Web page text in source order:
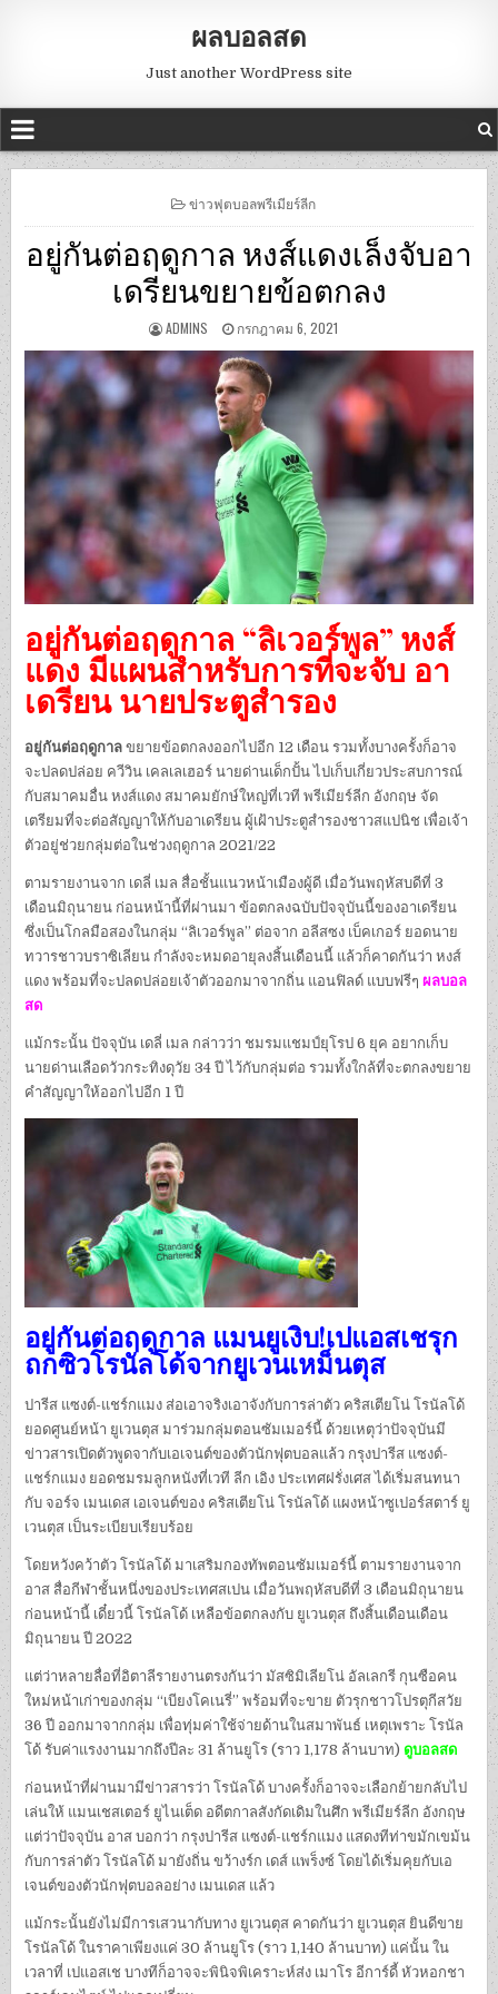
ผลบอลสด
Just another WordPress site
POSTED
ข่าวฟุตบอลพรีเมียร์ลีก
อยู่กันต่อฤดูกาล หงส์แดงเล็งจับอา
เดรียนขยายข้อตกลง
ADMINS กรกฎาคม 6, 2021
อยู่กันต่อฤดูกาล “ลิเวอร์พูล” หงส์
แดง มีแผนสำหรับการที่จะจับ อา
เดรียน นายประตูสำรอง
อยู่กันต่อฤดูกาล ขยายข้อตกลงออกไปอีก 12 เดือน รวมทั้งบางครั้งก็อาจ
จะปลดปล่อย ควีวิน เคลเลเฮอร์ นายด่านเด็กปั้น ไปเก็บเกี่ยวประสบการณ์
กับสมาคมอื่น หงส์แดง สมาคมยักษ์ใหญ่ที่เวที พรีเมียร์ลีก อังกฤษ จัด
เตรียมที่จะต่อสัญญาให้กับอาเดรียน ผู้เฝ้าประตูสำรองชาวสแปนิช เพื่อเจ้า
ตัวอยู่ช่วยกลุ่มต่อในช่วงฤดูกาล 2021/22
ตามรายงานจาก เดลี่ เมล สื่อชั้นแนวหน้าเมืองผู้ดี เมื่อวันพฤหัสบดีที่ 3
เดือนมิถุนายน ก่อนหน้านี้ที่ผ่านมา ข้อตกลงฉบับปัจจุบันนี้ของอาเดรียน
ซึ่งเป็นโกลมือสองในกลุ่ม “ลิเวอร์พูล” ต่อจาก อลีสซง เบ็คเกอร์ ยอดนาย
ทวารชาวบราซิเลียน กำลังจะหมดอายุลงสิ้นเดือนนี้ แล้วก็คาดกันว่า หงส์
แดง พร้อมที่จะปลดปล่อยเจ้าตัวออกมาจากถิ่น แอนฟิลด์ แบบฟรีๆผลบอล
สด
แม้กระนั้น ปัจจุบัน เดลี่ เมล กล่าวว่า ชมรมแชมป์ยุโรป 6 ยุค อยากเก็บ
นายด่านเลือดวัวกระทิงดุวัย 34 ปี ไว้กับกลุ่มต่อ รวมทั้งใกล้ที่จะตกลงขยาย
คำสัญญาให้ออกไปอีก 1 ปี
อยู่กันต่อฤดูกาล แมนยูเงิบ!เปแอสเชรุก
ถกซิวโรนัลโด้จากยูเวนเหม็นตุส
ปารีส แซงต์-แชร์กแมง ส่อเอาจริงเอาจังกับการล่าตัว คริสเตียโน่ โรนัลโด้
ยอดศูนย์หน้า ยูเวนตุส มาร่วมกลุ่มตอนซัมเมอร์นี้ ด้วยเหตุว่าปัจจุบันมี
ข่าวสารเปิดตัวพูดจากับเอเจนต์ของตัวนักฟุตบอลแล้ว กรุงปารีส แซงต์-
แชร์กแมง ยอดชมรมลูกหนังที่เวที ลีก เอิง ประเทศฝรั่งเศส ได้เริ่มสนทนา
กับ จอร์จ เมนเดส เอเจนต์ของ คริสเตียโน่ โรนัลโด้ แผงหน้าซูเปอร์สตาร์ ยู
เวนตุส เป็นระเบียบเรียบร้อย
โดยหวังคว้าตัว โรนัลโด้ มาเสริมกองทัพตอนซัมเมอร์นี้ ตามรายงานจาก
อาส สื่อกีฬาชั้นหนึ่งของประเทศสเปน เมื่อวันพฤหัสบดีที่ 3 เดือนมิถุนายน
ก่อนหน้านี้ เดี๋ยวนี้ โรนัลโด้ เหลือข้อตกลงกับ ยูเวนตุส ถึงสิ้นเดือนเดือน
มิถุนายน ปี 2022
แต่ว่าหลายลื่อที่อิตาลีรายงานตรงกันว่า มัสซิมิเลียโน่ อัลเลกรี กุนซือคน
ใหม่หน้าเก่าของกลุ่ม “เบียงโคเนรี่” พร้อมที่จะขาย ตัวรุกชาวโปรตุกีสวัย
36 ปี ออกมาจากกลุ่ม เพื่อทุ่มค่าใช้จ่ายด้านในสมาพันธ์ เหตุเพราะ โรนัล
โด้ รับค่าแรงงานมากถึงปีละ 31 ล้านยูโร (ราว 1,178 ล้านบาท) ดูบอลสด
ก่อนหน้าที่ผ่านมามีข่าวสารว่า โรนัลโด้ บางครั้งก็อาจจะเลือกย้ายกลับไป
เล่นให้ แมนเชสเตอร์ ยูไนเต็ด อดีตกาลสังกัดเดิมในศึก พรีเมียร์ลีก อังกฤษ
แต่ว่าปัจจุบัน อาส บอกว่า กรุงปารีส แซงต์-แชร์กแมง แสดงทีท่าขมักเขม้น
กับการล่าตัว โรนัลโด้ มายังถิ่น ขว้างร์ก เดส์ แพร็งซ์ โดยได้เริ่มคุยกับเอ
เจนต์ของตัวนักฟุตบอลอย่าง เมนเดส แล้ว
แม้กระนั้นยังไม่มีการเสวนากับทาง ยูเวนตุส คาดกันว่า ยูเวนตุส ยินดีขาย
โรนัลโด้ ในราคาเพียงแค่ 30 ล้านยูโร (ราว 1,140 ล้านบาท) แค่นั้น ใน
เวลาที่ เปแอสเช บางทีก็อาจจะพินิจพิเคราะห์ส่ง เมาโร อีการ์ดี้ หัวหอกชา